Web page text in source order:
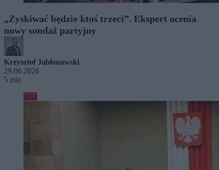
„Zyskiwać będzie ktoś trzeci”. Ekspert ocenia
nowy sondaż partyjny
Krzysztof Jabłonowski
29.06.2026
5 min
Kraj